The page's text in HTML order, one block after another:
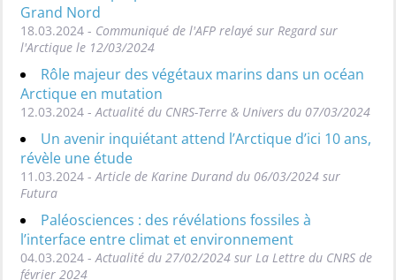
Grand Nord
18.03.2024 - Communiqué de l'AFP relayé sur Regard sur
l'Arctique le 12/03/2024
Rôle majeur des végétaux marins dans un océan
Arctique en mutation
12.03.2024 - Actualité du CNRS-Terre & Univers du 07/03/2024
Un avenir inquiétant attend l’Arctique d’ici 10 ans,
révèle une étude
11.03.2024 - Article de Karine Durand du 06/03/2024 sur
Futura
Paléosciences : des révélations fossiles à
l’interface entre climat et environnement
04.03.2024 - Actualité du 27/02/2024 sur La Lettre du CNRS de
février 2024